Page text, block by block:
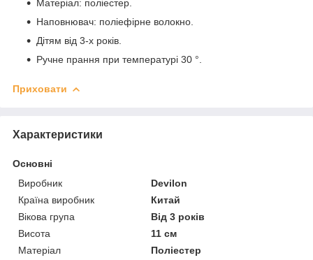
Матеріал: поліестер.
Наповнювач: поліефірне волокно.
Дітям від 3-х років.
Ручне прання при температурі 30 °.
Приховати
Характеристики
Основні
Виробник
Devilon
Країна виробник
Китай
Вікова група
Від 3 років
Висота
11 см
Матеріал
Поліестер